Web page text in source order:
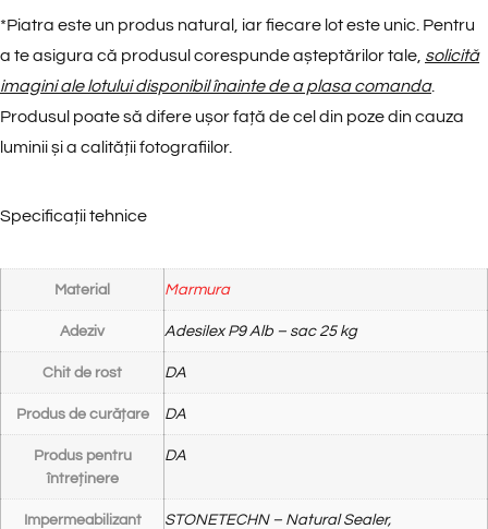
*Piatra este un produs natural, iar fiecare lot este unic. Pentru
a te asigura că produsul corespunde așteptărilor tale, solicită
imagini ale lotului disponibil înainte de a plasa comanda.
Produsul poate să difere ușor față de cel din poze din cauza
luminii și a calității fotografiilor.
Specificații tehnice
Material Marmura
Adeziv Adesilex P9 Alb – sac 25 kg
Chit de rost DA
Produs de curățare DA
Produs pentru
întreținere
DA
Impermeabilizant
STONETECHN – Natural Sealer,